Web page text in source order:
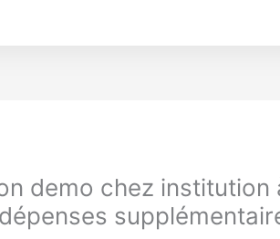
demo chez institution